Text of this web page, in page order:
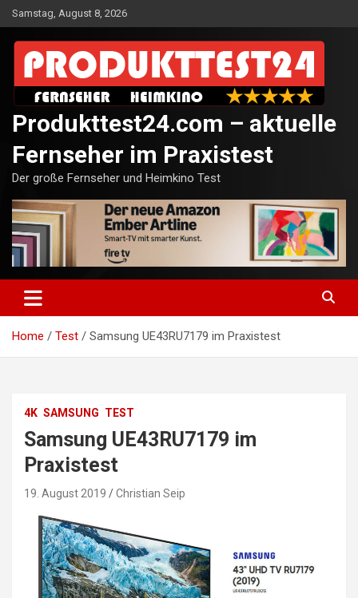
Skip
to
content
Samstag, August 8, 2026
Produkttest24.com – aktuelle
Fernseher im Praxistest
Der große Fernseher und Heimkino Test
Home Test Samsung UE43RU7179 im Praxistest
4K SAMSUNG TEST
Samsung UE43RU7179 im
Praxistest
19. August 2019 Christian Seip